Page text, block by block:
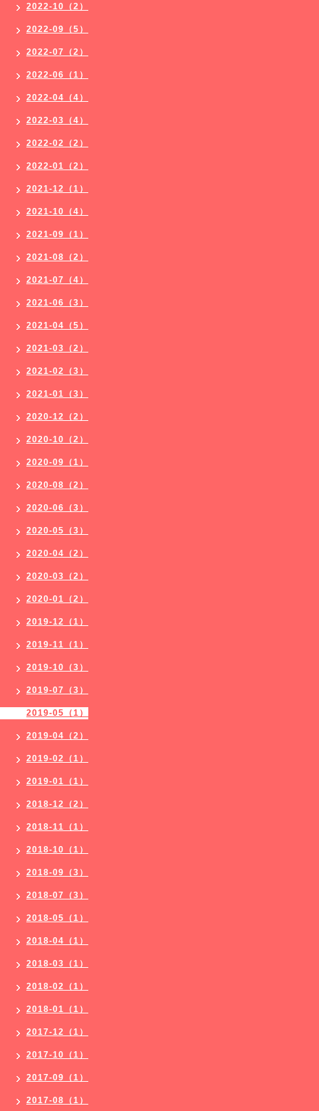
2022-10（2）
2022-09（5）
2022-07（2）
2022-06（1）
2022-04（4）
2022-03（4）
2022-02（2）
2022-01（2）
2021-12（1）
2021-10（4）
2021-09（1）
2021-08（2）
2021-07（4）
2021-06（3）
2021-04（5）
2021-03（2）
2021-02（3）
2021-01（3）
2020-12（2）
2020-10（2）
2020-09（1）
2020-08（2）
2020-06（3）
2020-05（3）
2020-04（2）
2020-03（2）
2020-01（2）
2019-12（1）
2019-11（1）
2019-10（3）
2019-07（3）
2019-05（1）
2019-04（2）
2019-02（1）
2019-01（1）
2018-12（2）
2018-11（1）
2018-10（1）
2018-09（3）
2018-07（3）
2018-05（1）
2018-04（1）
2018-03（1）
2018-02（1）
2018-01（1）
2017-12（1）
2017-10（1）
2017-09（1）
2017-08（1）